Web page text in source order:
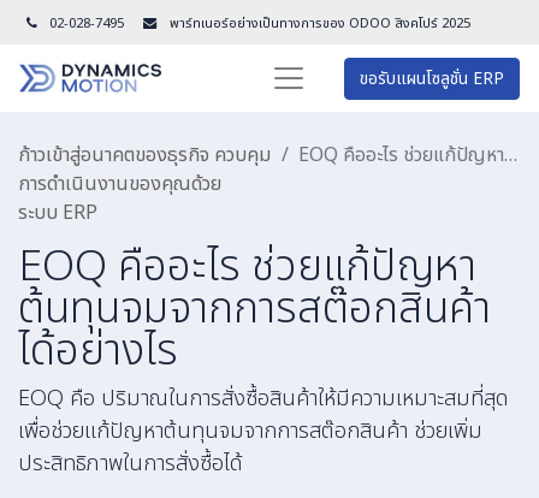
02-028-7495 พาร์ทเนอร์อย่างเป็นทางการของ ODOO สิงคโปร์ 2025
ขอรับแผนโซลูชั่น ERP
ก้าวเข้าสู่อนาคตของธุรกิจ ควบคุม
การดำเนินงานของคุณด้วย
ระบบ ERP
EOQ คืออะไร ช่วยแก้ปัญหาต้นทุนจมจากการสต๊อกสินค้าได้อย่างไร
EOQ คืออะไร ช่วยแก้ปัญหา
ต้นทุนจมจากการสต๊อกสินค้า
ได้อย่างไร
EOQ คือ ปริมาณในการสั่งซื้อสินค้าให้มีความเหมาะสมที่สุด
เพื่อช่วยแก้ปัญหาต้นทุนจมจากการสต๊อกสินค้า ช่วยเพิ่ม
ประสิทธิภาพในการสั่งซื้อได้